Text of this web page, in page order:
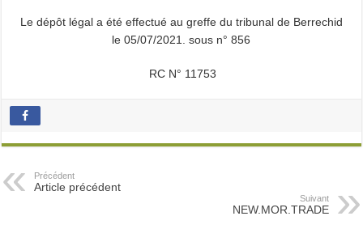
Le dépôt légal a été effectué au greffe du tribunal de Berrechid
le 05/07/2021. sous n° 856
RC N° 11753
Précédent
Article précédent
Suivant
NEW.MOR.TRADE